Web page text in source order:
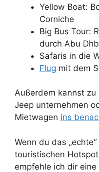
Yellow Boat:
Corniche
Big Bus Tour:
durch Abu
Safaris in die
Flug mit dem
Außerdem kannst
Jeep unternehmen
Mietwagen ins
Wenn du das
touristischen
empfehle ich dir